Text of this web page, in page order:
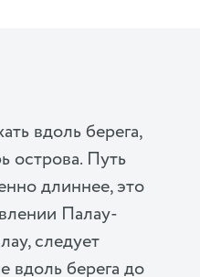
вдоль берега,
острова. Путь
длиннее, это
Палау-
следует
вдоль берега до